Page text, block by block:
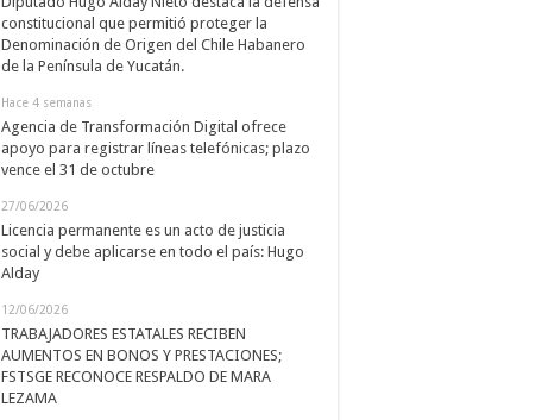
constitucional que permitió proteger la
Denominación de Origen del Chile Habanero
de la Península de Yucatán.
Hace 4 semanas
Agencia de Transformación Digital ofrece
apoyo para registrar líneas telefónicas; plazo
vence el 31 de octubre
27/06/2026
Licencia permanente es un acto de justicia
social y debe aplicarse en todo el país: Hugo
Alday
12/06/2026
TRABAJADORES ESTATALES RECIBEN
AUMENTOS EN BONOS Y PRESTACIONES;
FSTSGE RECONOCE RESPALDO DE MARA
LEZAMA